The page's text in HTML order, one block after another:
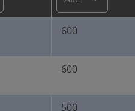
600
600
500